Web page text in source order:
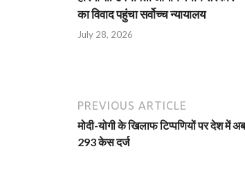
का विवाद पहुंचा सर्वोच्च न्यायालय
July 28, 2026
PREVIOUS ARTICLE
मोदी-योगी के खिलाफ टिप्पणियों पर देश में
293 केस दर्ज